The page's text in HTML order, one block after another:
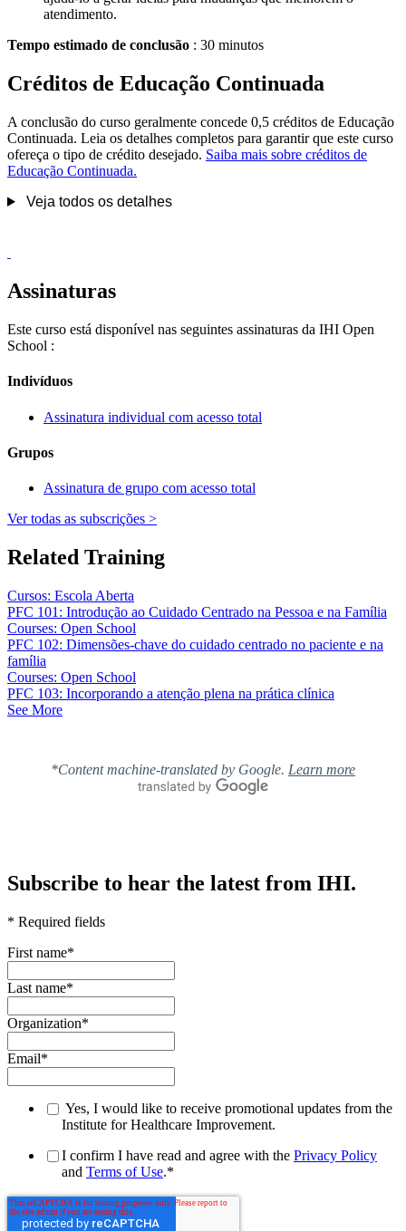
atendimento.
Tempo estimado de conclusão : 30 minutos
Créditos de Educação Continuada
A conclusão do curso geralmente concede 0,5 créditos de Educação
Continuada. Leia os detalhes completos para garantir que este curso
ofereça o tipo de crédito desejado. Saiba mais sobre créditos de
Educação Continuada.
Veja todos os detalhes
Assinaturas
Este curso está disponível nas seguintes assinaturas da IHI Open
School :
Indivíduos
Assinatura individual com acesso total
Grupos
Assinatura de grupo com acesso total
Ver todas as subscrições >
Related Training
Cursos: Escola Aberta
PFC 101: Introdução ao Cuidado Centrado na Pessoa e na Família
Courses: Open School
PFC 102: Dimensões-chave do cuidado centrado no paciente e na
família
Courses: Open School
PFC 103: Incorporando a atenção plena na prática clínica
See More
*Content machine-translated by Google. Learn more
Subscribe to hear the latest from IHI.
* Required fields
First name*
Last name*
Organization*
Email*
Yes, I would like to receive promotional updates from the
Institute for Healthcare Improvement.
I confirm I have read and agree with the Privacy Policy
and Terms of Use.*